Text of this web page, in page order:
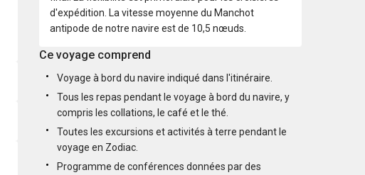
d'expédition. La vitesse moyenne du Manchot
antipode de notre navire est de 10,5 nœuds.
Ce voyage comprend
Voyage à bord du navire indiqué dans l'itinéraire.
Tous les repas pendant le voyage à bord du navire, y
compris les collations, le café et le thé.
Toutes les excursions et activités à terre pendant le
voyage en Zodiac.
Programme de conférences données par des